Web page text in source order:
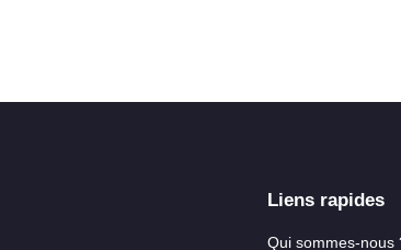
Liens rapides
Qui sommes-nous